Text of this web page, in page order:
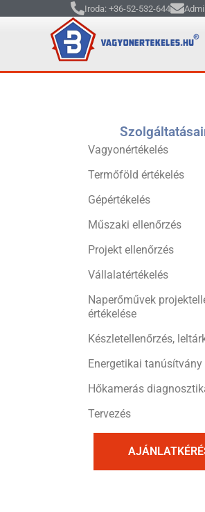
Iroda: +36-52-532-644
Vagyonértékelés
Termőföld értékelés
Gépértékelés
Műszaki ellenőrzés
Projekt ellenőrzés
Vállalatértékelés
Naperőművek
értékelése
Készletellenőrzés,
Energetikai tanúsítvány
Hőkamerás
Tervezés